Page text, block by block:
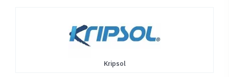
Kripsol